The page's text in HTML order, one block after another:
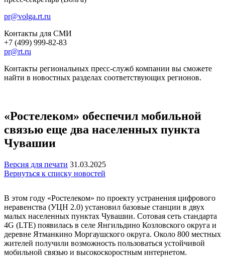
pr@volga.rt.ru
Контакты для СМИ
+7 (499) 999-82-83
pr@rt.ru
Контакты региональных пресс-служб компании вы сможете
найти в новостных разделах соответствующих регионов.
«Ростелеком» обеспечил мобильной
связью еще два населенных пункта
Чувашии
Версия для печати 31.03.2025
Вернуться к списку новостей
В этом году «Ростелеком» по проекту устранения цифрового
неравенства (УЦН 2.0) установил базовые станции в двух
малых населенных пунктах Чувашии. Сотовая сеть стандарта
4G (LTE) появилась в селе Янгильдино Козловского округа и
деревне Ятманкино Моргаушского округа. Около 800 местных
жителей получили возможность пользоваться устойчивой
мобильной связью и высокоскоростным интернетом.